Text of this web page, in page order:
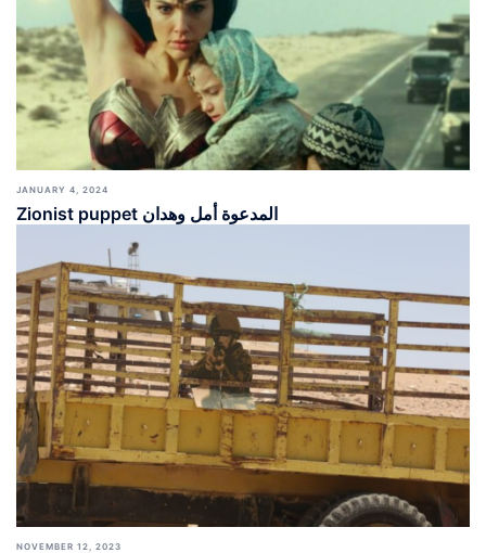
JANUARY 4, 2024
Zionist puppet المدعوة أمل وهدان
NOVEMBER 12, 2023